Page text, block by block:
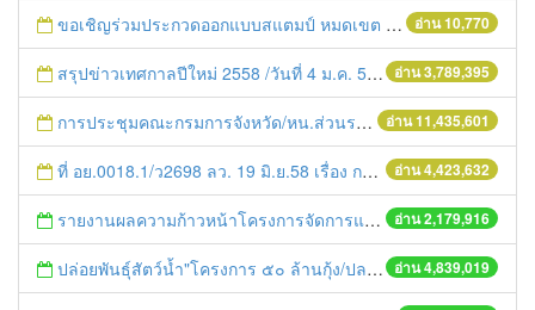
อ่าน 10,770
ขอเชิญร่วมประกวดออกแบบสแตมป์ หมดเขต 30 ก.ย.57
อ่าน 3,789,395
สรุปข่าวเทศกาลปีใหม่ 2558 /วันที่ 4 ม.ค. 58
อ่าน 11,435,601
การประชุมคณะกรมการจังหวัด/หน.ส่วนราชการประจำเดือน มิถุนายน 2558
อ่าน 4,423,632
ที่ อย.0018.1/ว2698 ลว. 19 มิ.ย.58 เรื่อง การแก้ไขปัญหาหนี้สินให้แก่เกษตรกร
อ่าน 2,179,916
รายงานผลความก้าวหน้าโครงการจัดการแก้ไขปัญหาขยะ สัปดาห์ที่ 9/2558
อ่าน 4,839,019
ปล่อยพันธุ์สัตว์น้ำ"โครงการ ๕๐ ล้านกุ้ง/ปลา ฟื้นชีวิตใหม่ให้เจ้าพระยา